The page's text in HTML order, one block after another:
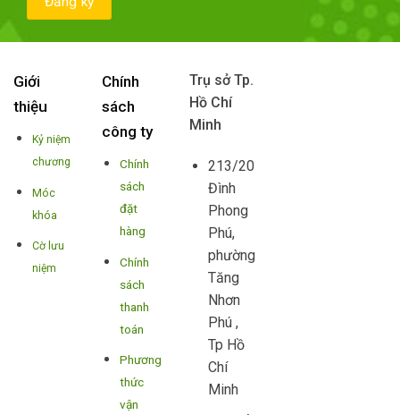
Giới
thiệu
Kỷ niệm
chương
Móc
khóa
Cờ lưu
niệm
Chính
sách
công ty
Chính
sách
đặt
hàng
Chính
sách
thanh
toán
Phương
thức
vận
Trụ sở Tp.
Hồ Chí
Minh
213/20
Đình
Phong
Phú,
phường
Tăng
Nhơn
Phú ,
Tp Hồ
Chí
Minh